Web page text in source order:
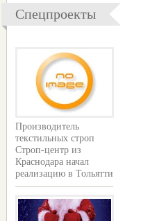
Спецпроекты
Производитель
текстильных строп
Строп-центр из
Краснодара начал
реализацию в Тольятти